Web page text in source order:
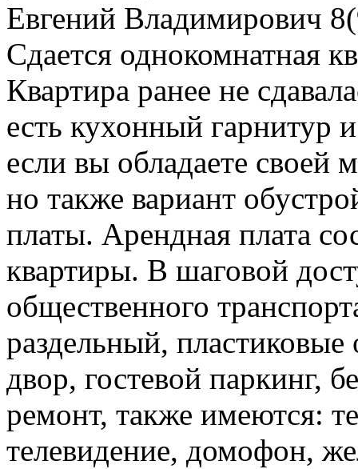
Евгений Владимирович
Сдается однокомнатная
Квартира ранее не
есть кухонный гарнитур
если вы обладаете своей
но также вариант
платы. Арендная плата
квартиры. В шаговой
общественного
раздельный,
двор, гостевой паркинг,
ремонт, также имеются:
телевидение, домофон,